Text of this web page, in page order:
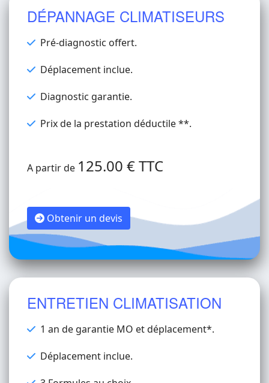
DÉPANNAGE CLIMATISEURS
Pré-diagnostic offert.
Déplacement inclue.
Diagnostic garantie.
Prix de la prestation déductile **.
A partir de 125.00 € TTC
Obtenir un devis
ENTRETIEN CLIMATISATION
1 an de garantie MO et déplacement*.
Déplacement inclue.